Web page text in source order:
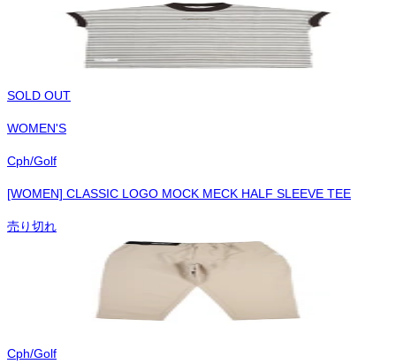
SOLD OUT
WOMEN'S
Cph/Golf
[WOMEN] CLASSIC LOGO MOCK MECK HALF SLEEVE TEE
売り切れ
Cph/Golf